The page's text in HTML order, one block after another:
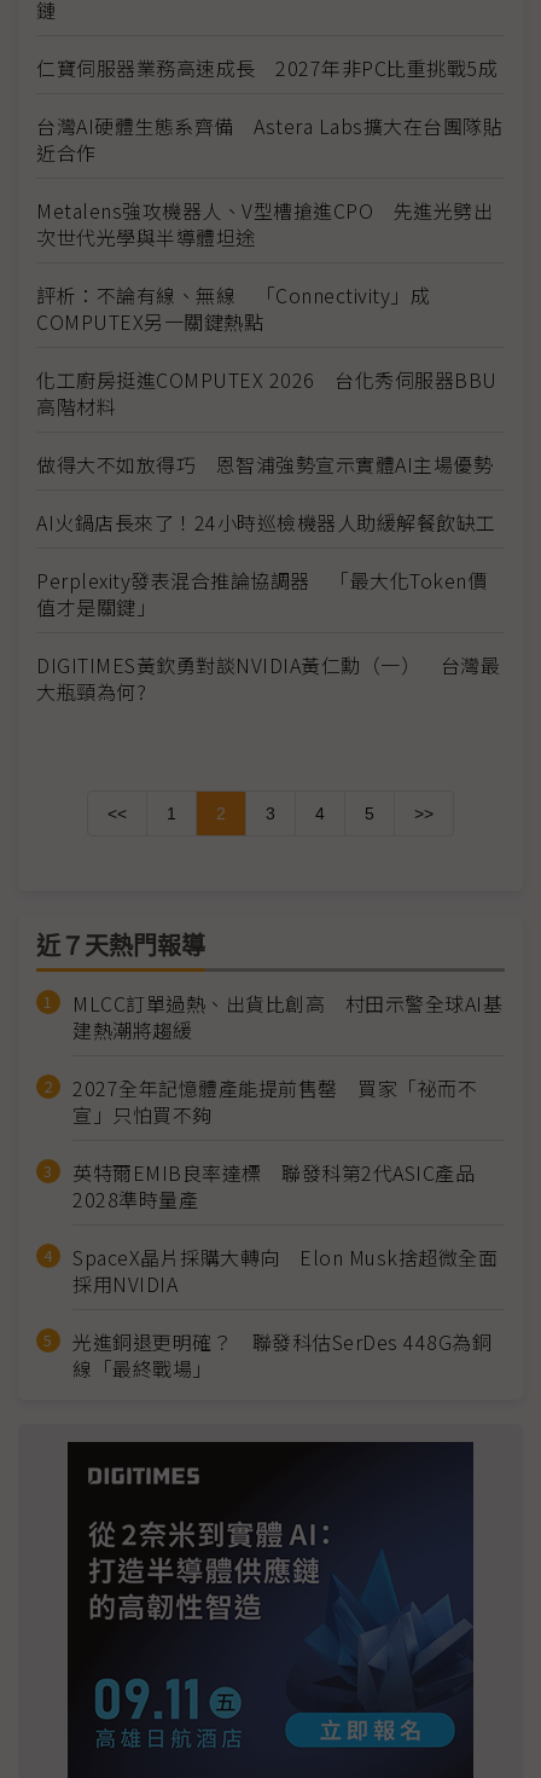
鏈
仁寶伺服器業務高速成長 2027年非PC比重挑戰5成
台灣AI硬體生態系齊備 Astera Labs擴大在台團隊貼
近合作
Metalens強攻機器人、V型槽搶進CPO 先進光劈出
次世代光學與半導體坦途
評析：不論有線、無線 「Connectivity」成
COMPUTEX另一關鍵熱點
化工廚房挺進COMPUTEX 2026 台化秀伺服器BBU
高階材料
做得大不如放得巧 恩智浦強勢宣示實體AI主場優勢
AI火鍋店長來了！24小時巡檢機器人助緩解餐飲缺工
Perplexity發表混合推論協調器 「最大化Token價
值才是關鍵」
DIGITIMES黃欽勇對談NVIDIA黃仁勳（一） 台灣最
大瓶頸為何?
<< 1 2 3 4 5 >>
近７天熱門報導
MLCC訂單過熱、出貨比創高 村田示警全球AI基
建熱潮將趨緩
2027全年記憶體產能提前售罄 買家「祕而不
宣」只怕買不夠
英特爾EMIB良率達標 聯發科第2代ASIC產品
2028準時量產
SpaceX晶片採購大轉向 Elon Musk捨超微全面
採用NVIDIA
光進銅退更明確？ 聯發科估SerDes 448G為銅
線「最終戰場」